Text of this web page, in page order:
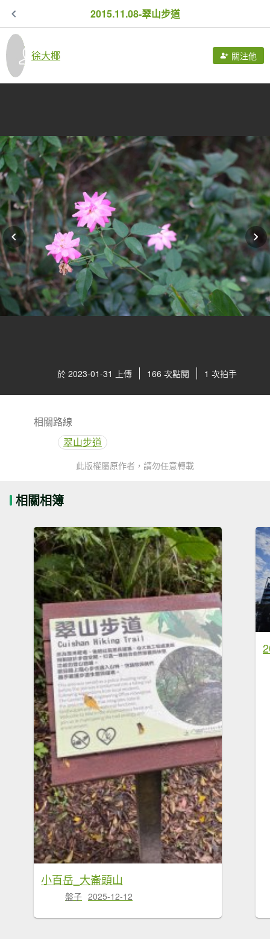
2015.11.08-翠山步道
徐大椰 關注他
於 2023-01-31 上傳 166 次點閱 1 次拍手
相關路線
翠山步道
此版權屬原作者，請勿任意轉載
相關相簿
小百岳_大崙頭山
盤子 2025-12-12